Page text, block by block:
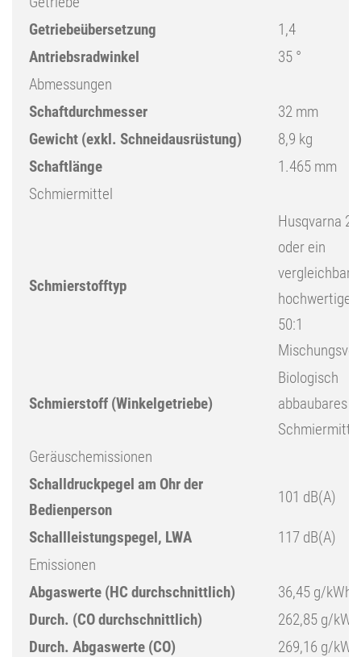
Getriebeübersetzung
1,4
Antriebsradwinkel
35 °
Abmessungen
Schaftdurchmesser
32 mm
Gewicht (exkl. Schneidausrüstung)
8,9 kg
Schaftlänge
1.465 mm
Schmiermittel
Schmierstofftyp
Husqvarna 2-
oder ein
50:1
Schmierstoff (Winkelgetriebe)
Biologisch
abbaubares
Schmiermittel
Geräuschemissionen
Schalldruckpegel am Ohr der
Bedienperson
101 dB(A)
Schallleistungspegel, LWA
117 dB(A)
Emissionen
Abgaswerte (HC durchschnittlich)
36,45 g/kWh
Durch. (CO durchschnittlich)
262,85 g/kWh
Durch. Abgaswerte (CO)
269,16 g/kWh